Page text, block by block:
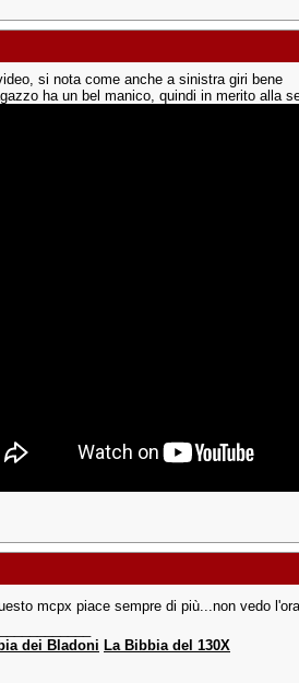
si nota come anche a sinistra giri bene
ha un bel manico, quindi in merito alla
mcpx piace sempre di più...non vedo
dei Bladoni La Bibbia del 130X